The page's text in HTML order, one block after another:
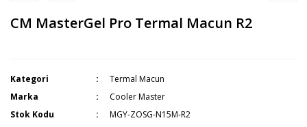
CM MasterGel Pro Termal Macun R2
Kategori
Termal Macun
Marka
Cooler Master
Stok Kodu
MGY-ZOSG-N15M-R2